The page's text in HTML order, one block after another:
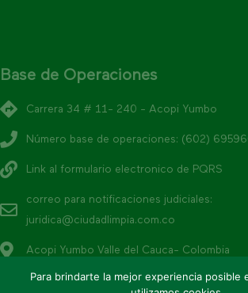
Base de Operaciones
Carrera 34 # 11- 240 - Acopi Yumbo
Número base de operaciones: (602)
Link al formulario electronico de PQRS
correo para notificaciones judiciales:
juridica@ciudadlimpia.com.co
Acopi Yumbo Valle del Cauca- Colombia
Para brindarte la mejor experiencia posible